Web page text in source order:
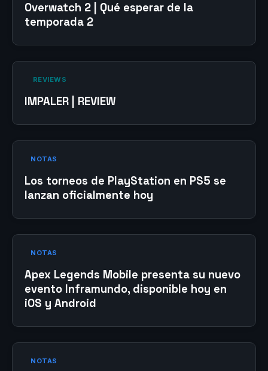
Overwatch 2 | Qué esperar de la
temporada 2
‎ REVIEWS‎
IMPALER | REVIEW
NOTAS
Los torneos de PlayStation en PS5 se
lanzan oficialmente hoy
NOTAS
Apex Legends Mobile presenta su nuevo
evento Inframundo, disponible hoy en
iOS y Android
NOTAS